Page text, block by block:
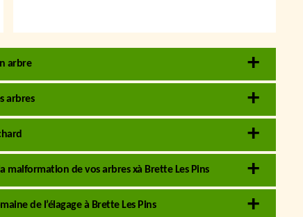
arbre
arbres
malformation de vos arbres xà Brette Les Pins
de l’élagage à Brette Les Pins